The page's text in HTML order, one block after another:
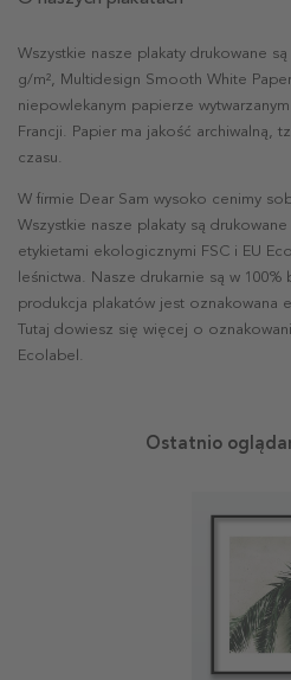
Wszystkie nasze plakaty drukowane
g/m², Multidesign Smooth White
niepowlekanym papierze
Francji. Papier ma jakość archiwalną,
czasu.
W firmie Dear Sam wysoko cenimy
Wszystkie nasze plakaty są
etykietami ekologicznymi FSC i EU
leśnictwa. Nasze drukarnie są w 100%
produkcja plakatów jest oznakowana
Tutaj dowiesz się więcej o
Ecolabel.
Ostatnio